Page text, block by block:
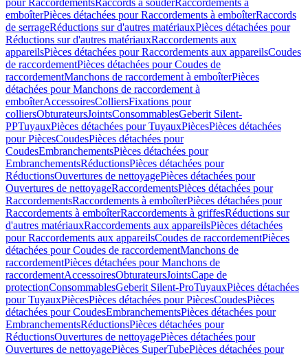
pour RaccordementsRaccords à souderRaccordements à
emboîterPièces détachées pour Raccordements à emboîterRaccords
de serrageRéductions sur d'autres matériauxPièces détachées pour
Réductions sur d'autres matériauxRaccordements aux
appareilsPièces détachées pour Raccordements aux appareilsCoudes
de raccordementPièces détachées pour Coudes de
raccordementManchons de raccordement à emboîterPièces
détachées pour Manchons de raccordement à
emboîterAccessoiresColliersFixations pour
colliersObturateursJointsConsommablesGeberit Silent-
PPTuyauxPièces détachées pour TuyauxPiècesPièces détachées
pour PiècesCoudesPièces détachées pour
CoudesEmbranchementsPièces détachées pour
EmbranchementsRéductionsPièces détachées pour
RéductionsOuvertures de nettoyagePièces détachées pour
Ouvertures de nettoyageRaccordementsPièces détachées pour
RaccordementsRaccordements à emboîterPièces détachées pour
Raccordements à emboîterRaccordements à griffesRéductions sur
d'autres matériauxRaccordements aux appareilsPièces détachées
pour Raccordements aux appareilsCoudes de raccordementPièces
détachées pour Coudes de raccordementManchons de
raccordementPièces détachées pour Manchons de
raccordementAccessoiresObturateursJointsCape de
protectionConsommablesGeberit Silent-ProTuyauxPièces détachées
pour TuyauxPiècesPièces détachées pour PiècesCoudesPièces
détachées pour CoudesEmbranchementsPièces détachées pour
EmbranchementsRéductionsPièces détachées pour
RéductionsOuvertures de nettoyagePièces détachées pour
Ouvertures de nettoyagePièces SuperTubePièces détachées pour